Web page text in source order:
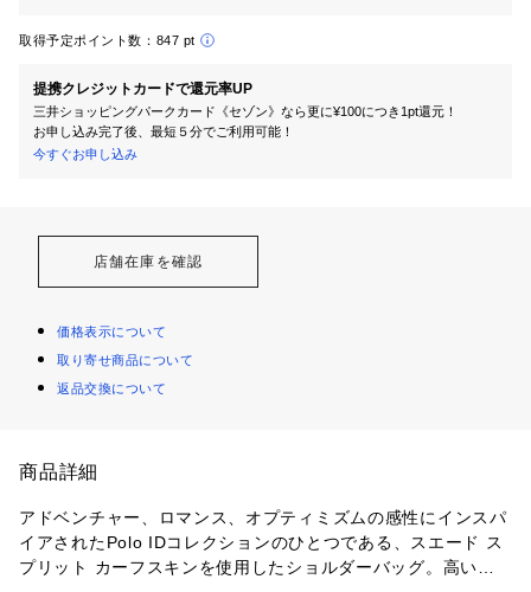
取得予定ポイント数： 847 pt
提携クレジットカードで還元率UP
三井ショッピングパークカード《セゾン》なら更に¥100につき1pt還元！
お申し込み完了後、最短５分でご利用可能！
今すぐお申し込み
店舗在庫を確認
価格表示について
取り寄せ商品について
返品交換について
商品詳細
アドベンチャー、ロマンス、オプティミズムの感性にインスパ
イアされたPolo IDコレクションのひとつである、スエード ス
プリット カーフスキンを使用したショルダーバッグ。高い収